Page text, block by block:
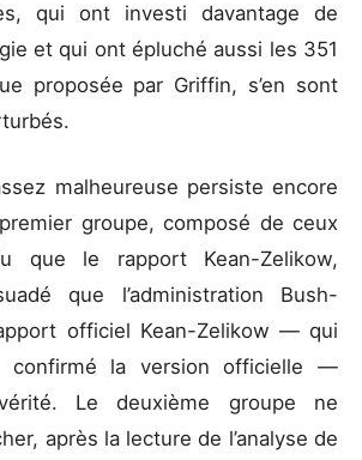
qui ont investi davantage de
et qui ont épluché aussi les 351
proposée par Griffin, s’en sont
malheureuse persiste encore
groupe, composé de ceux
que le rapport Kean-Zelikow,
que l’administration Bush-
officiel Kean-Zelikow — qui
confirmé la version officielle —
Le deuxième groupe ne
après la lecture de l’analyse de